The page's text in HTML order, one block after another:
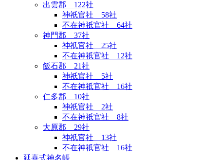
出雲郡 122社
神祇官社 58社
不在神祇官社 64社
神門郡 37社
神祇官社 25社
不在神祇官社 12社
飯石郡 21社
神祇官社 5社
不在神祇官社 16社
仁多郡 10社
神祇官社 2社
不在神祇官社 8社
大原郡 29社
神祇官社 13社
不在神祇官社 16社
延喜式神名帳